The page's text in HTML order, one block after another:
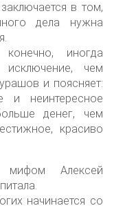
в том,
дела нужна
иногда
чем
и поясняет:
и неинтересное
денег, чем
красиво
мифом Алексей
начинается со